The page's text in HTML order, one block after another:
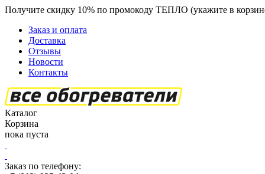
Получите скидку 10% по промокоду ТЕПЛО (укажите в
Заказ и оплата
Доставка
Отзывы
Новости
Контакты
Каталог
Корзина
пока пуста
Заказ по телефону: